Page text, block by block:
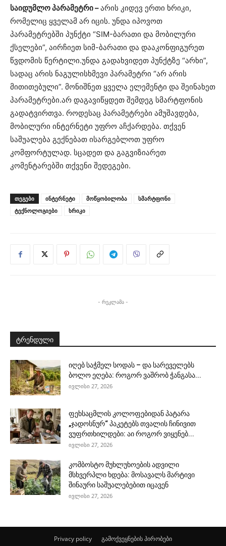
საიდუმლო პარამეტრი –არის კიდევ ერთი ხრიკი,
რომელიც ყველამ არ იცის. უნდა იპოვოთ
პარამეტრებში პუნქტი “SIM-ბარათი და მობილური
ქსელები”, აირჩიეთ სიმ-ბარათი და დააკონფიგურეთ
წვდომის წერტილი.უნდა გადახვიდეთ პუნქტზე “არხი”,
სადაც არის ნაგულისხმევი პარამეტრი “არ არის
მითითებული”. მონიშნეთ ყველა ელემენტი და შეინახეთ
პარამეტრები.არ დაგავიწყდეთ შემდეგ სმარტფონის
გადატვირთვა. როდესაც პარამეტრები ამუშავდება,
მობილური ინტერნეტი უფრო აჩქარდება. თქვენ
საშუალება გექნებათ ისარგებლოთ უფრო
კომფორტულად. სცადეთ და გაგვიზიარეთ
კომენტარებში თქვენი შედეგები.
ᲗᲔᲒᲔᲑᲘ ინტერნეტი მოწყობილობა
სმარტფონი
ტექნოლოგიები
ხრიკი
- რეკლამა -
ტრენდული
იღებ საჭმელ სოდას – და სარეველებს
ბოლო ეღება: როგორ ვაშრობ ჭანგასა...
ივლისი 27, 2026
ფეხსაცმლის კოლოფებიდან პატარა
„ჯადოსნურ“ პაკეტებს თვალის ჩინივით
ვუფრთხილდები: აი როგორ ვიყენებ...
ივლისი 27, 2026
კომბოსტო მუხლუხოების ადვილი
მსხვერპლი ხდება: მოსავალს მარტივი
შინაური საშუალებებით იცავენ
ივლისი 27, 2026
Privacy policy გამოქვეყნების პირობები